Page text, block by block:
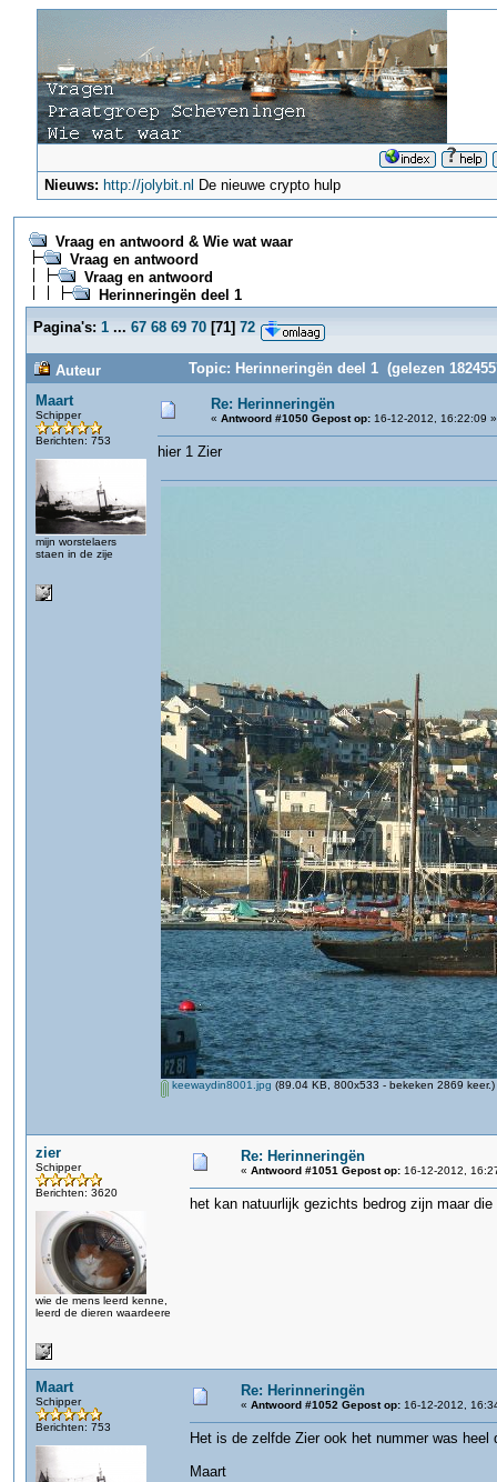
Nieuws: http://jolybit.nl De nieuwe crypto hulp
Vraag en antwoord & Wie wat waar
Vraag en antwoord
Vraag en antwoord
Herinneringën deel 1
Pagina's: 1 ... 67 68 69 70 [71] 72
Auteur
Topic: Herinneringën deel 1 (gelezen
Maart
Schipper
Berichten: 753
mijn worstelaers
staen in de zije
Re: Herinneringën
« Antwoord #1050 Gepost op: 16-12-2012, 16:22:09 »
hier 1 Zier
keewaydin8001.jpg (89.04 KB, 800x533 - bekeken 2869 keer.)
zier
Schipper
Berichten: 3620
wie de mens leerd kenne,
leerd de dieren waardeere
Re: Herinneringën
« Antwoord #1051 Gepost op: 16-12-2012,
het kan natuurlijk gezichts bedrog zijn maar
Maart
Schipper
Berichten: 753
Re: Herinneringën
« Antwoord #1052 Gepost op: 16-12-2012,
Het is de zelfde Zier ook het nummer was
Maart